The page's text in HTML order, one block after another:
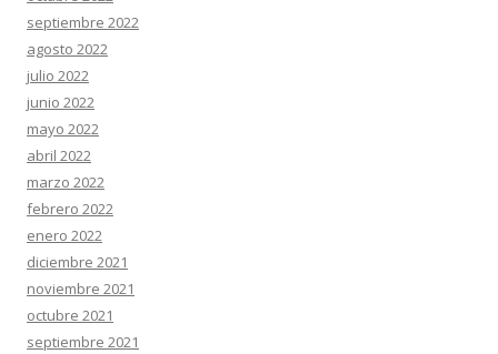
septiembre 2022
agosto 2022
julio 2022
junio 2022
mayo 2022
abril 2022
marzo 2022
febrero 2022
enero 2022
diciembre 2021
noviembre 2021
octubre 2021
septiembre 2021